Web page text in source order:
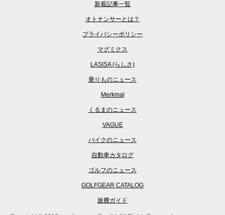
新着記事一覧
オトナンサーとは？
プライバシーポリシー
マグミクス
LASISA (らしさ)
乗りものニュース
Merkmal
くるまのニュース
VAGUE
バイクのニュース
自動車カタログ
ゴルフのニュース
GOLFGEAR CATALOG
旅費ガイド